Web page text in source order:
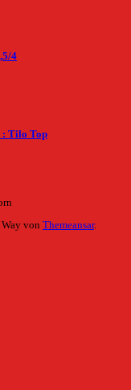
4
: Tilo Top
von Themeansar.